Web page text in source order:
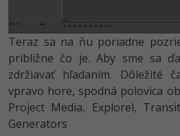
Teraz sa na ňu poriadne
približne čo je. Aby sme sa
zdržiavať hľadaním. Dôležité
vpravo hore, spodná polovica
Project Media, Explorel,
Generators